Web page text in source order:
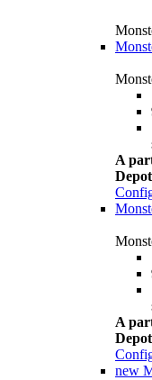
A
A
new